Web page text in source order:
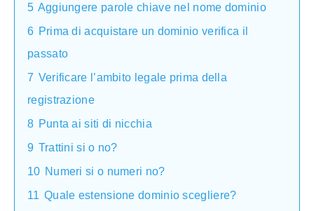
5 Aggiungere parole chiave nel nome dominio
6 Prima di acquistare un dominio verifica il
passato
7 Verificare l’ambito legale prima della
registrazione
8 Punta ai siti di nicchia
9 Trattini si o no?
10 Numeri si o numeri no?
11 Quale estensione dominio scegliere?